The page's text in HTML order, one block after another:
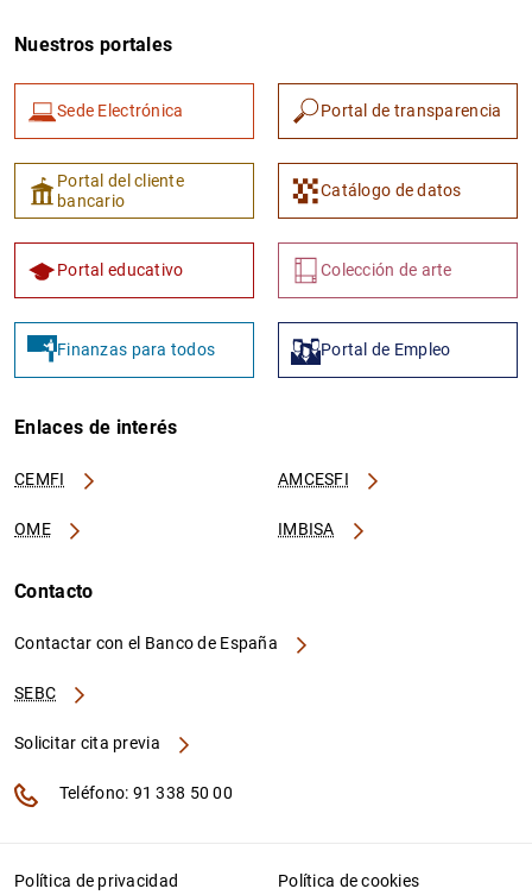
1 2
Nuestros portales
Sede Electrónica Portal de transparencia
Portal del cliente
bancario
Catálogo de datos
Portal educativo Colección de arte
Finanzas para todos Portal de Empleo
Enlaces de interés
CEMFI AMCESFI
OME IMBISA
Contacto
Contactar con el Banco de España
SEBC
Solicitar cita previa
Teléfono: 91 338 50 00
Política de privacidad Política de cookies